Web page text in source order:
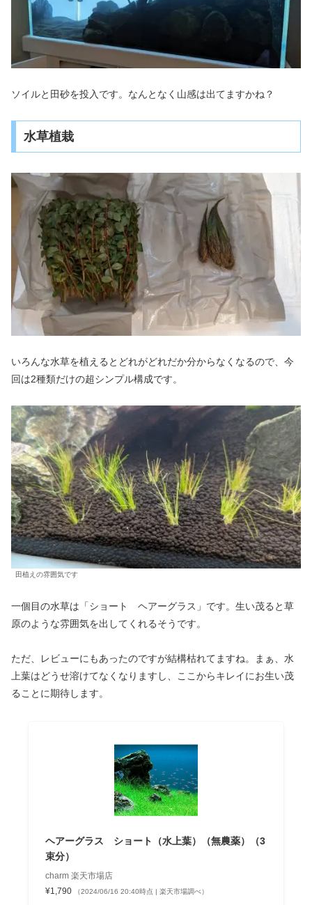
ソイルと田砂を投入です。なんとなく山感は出てますかね？
水草植栽
いろんな水草を植えるとどれがどれだか分からなくなるので、今
回は2種類だけの超シンプル構成です。
田植えの雰囲気です
一個目の水草は「ショート ヘアーグラス」です。生い茂ると草
原のような雰囲気を出してくれるそうです。
ただ、レビューにもあったのですが結構枯れてますね。まぁ、水
上葉はどうせ溶けてなくなりますし、ここからキレイにお生い茂
ることに期待します。
ヘアーグラス ショート（水上葉）（無農薬）（3
束分）
charm 楽天市場店
¥1,790
（2024/06/16 20:40時点 | 楽天市場調べ）